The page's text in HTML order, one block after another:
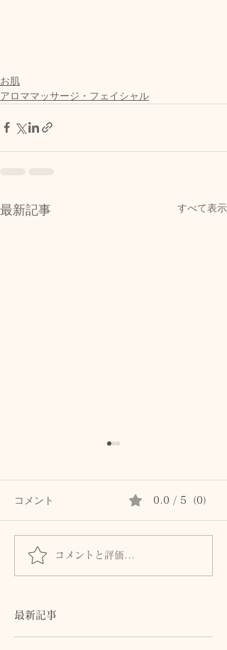
お肌
アロママッサージ・フェイシャル
最新記事 すべて表示
秋の肌は8月につくられ
る。猛暑の酸化ストレス
テラピー
コメント 0.0 / 5（0）
コメントと評価...
最新記事